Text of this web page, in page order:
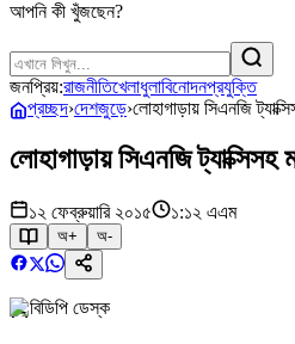
আপনি কী খুঁজছেন?
জনপ্রিয়:রাজনীতিখেলাধুলাবিনোদনপ্রযুক্তি
প্রচ্ছদ›দেশজুড়ে›লোহাগাড়ায় সিএনজি
লোহাগাড়ায় সিএনজি ট্যাক্সিসহ
১২ ফেব্রুয়ারি ২০১৫ ১:১২ এএম
অ+ অ-
বিডিপি ডেস্ক